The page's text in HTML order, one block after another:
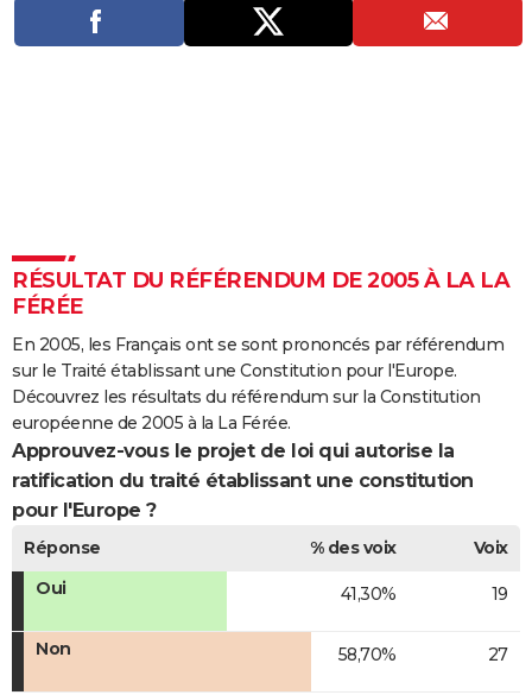
Destinations
Voyage nature
Voyage de noces
Dictionnaire
Biographies
Citations
Expressions
Proverbes
PROGRAMME TV
COPAINS D'AVANT
S'inscrire
Se connecter
Lycées
Collèges
Primaires
Universités
Entreprises
Service militaire
Avis de recherche
AVIS DE DÉCÈS
FORUM
Bricolage
Lifestyle
Culture
Sport
Auto
Television
Voyage
Cinema
RÉSULTAT DU RÉFÉRENDUM DE 2005 À LA LA
FÉRÉE
En 2005, les Français ont se sont prononcés par référendum
sur le Traité établissant une Constitution pour l'Europe.
Découvrez les résultats du référendum sur la Constitution
européenne de 2005 à la La Férée.
Approuvez-vous le projet de loi qui autorise la
ratification du traité établissant une constitution
pour l'Europe ?
Réponse % des voix
Voix
Oui
41,30% 19
Non 58,70% 27